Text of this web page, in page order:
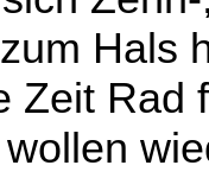
Hals
Zeit